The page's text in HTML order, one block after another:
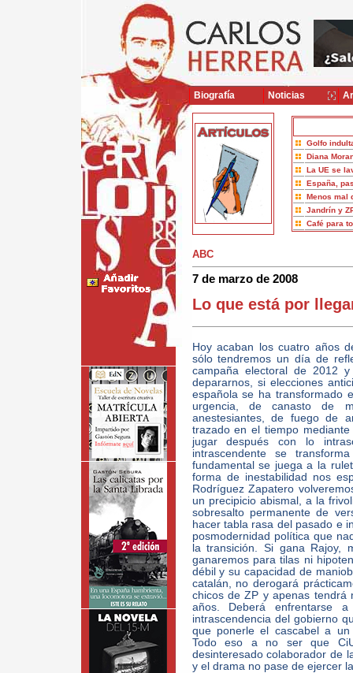
Golfo
Diana
La UE se
España,
Menos mal
Jandrín y
Café para
ABC
7 de marzo de 2008
Lo que está por
Hoy acaban los cuatro años
sólo tendremos un día de
campaña electoral de 2012
depararnos, si elecciones
española se ha transformado
urgencia, de canasto de
anestesiantes, de fuego de
trazado en el tiempo
jugar después con lo
intrascendente se
fundamental se juega a la
forma de inestabilidad nos
Rodríguez Zapatero
un precipicio abismal, a la
sobresalto permanente de
hacer tabla rasa del pasado e
posmodernidad política que
la transición. Si gana Rajoy,
ganaremos para tilas ni
débil y su capacidad de
catalán, no derogará
chicos de ZP y apenas
años. Deberá enfrentarse
intrascendencia del gobierno
que ponerle el cascabel a
Todo eso a no ser que
desinteresado colaborador de
y el drama no pase de ejercer
Biografía Noticias